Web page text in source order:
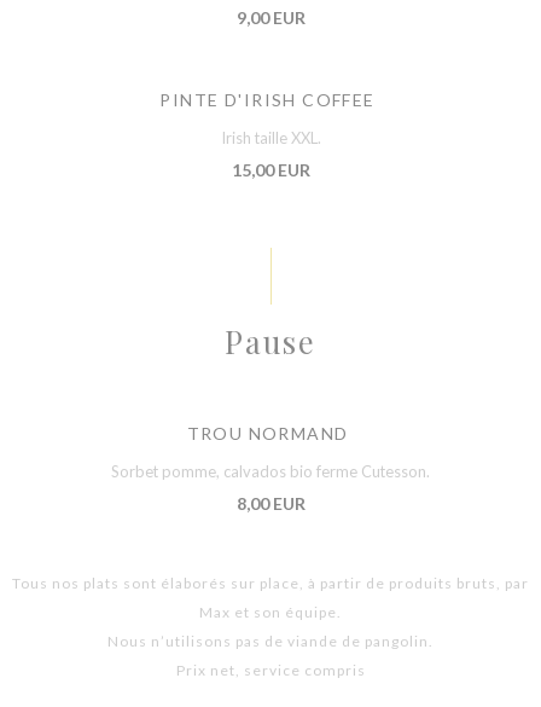
9,00 EUR
PINTE D'IRISH COFFEE
Irish taille XXL.
15,00 EUR
Pause
TROU NORMAND
Sorbet pomme, calvados bio ferme Cutesson.
8,00 EUR
Tous nos plats sont élaborés sur place, à partir de produits bruts, par
Max et son équipe.
Nous n’utilisons pas de viande de pangolin.
Prix net, service compris